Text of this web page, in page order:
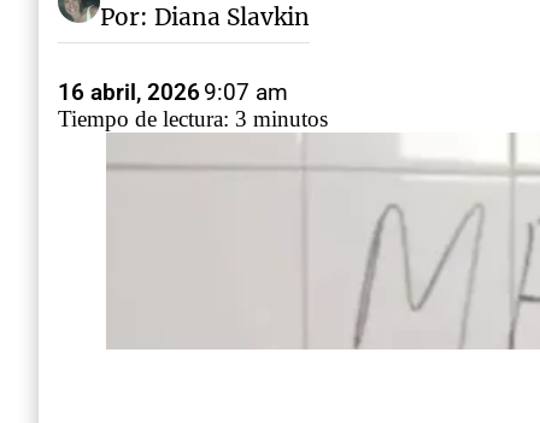
Por: Diana Slavkin
16 abril, 20269:07 am
Tiempo de lectura: 3 minutos